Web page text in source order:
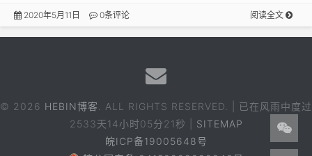
2020年5月11日 0条评论 阅读全文
© 2026 HEBIN博客. ALL RIGHTS RESERVED. | 已在风雨中度过
2533天14小时05分21秒
SITEMAP
皖ICP备19005648号